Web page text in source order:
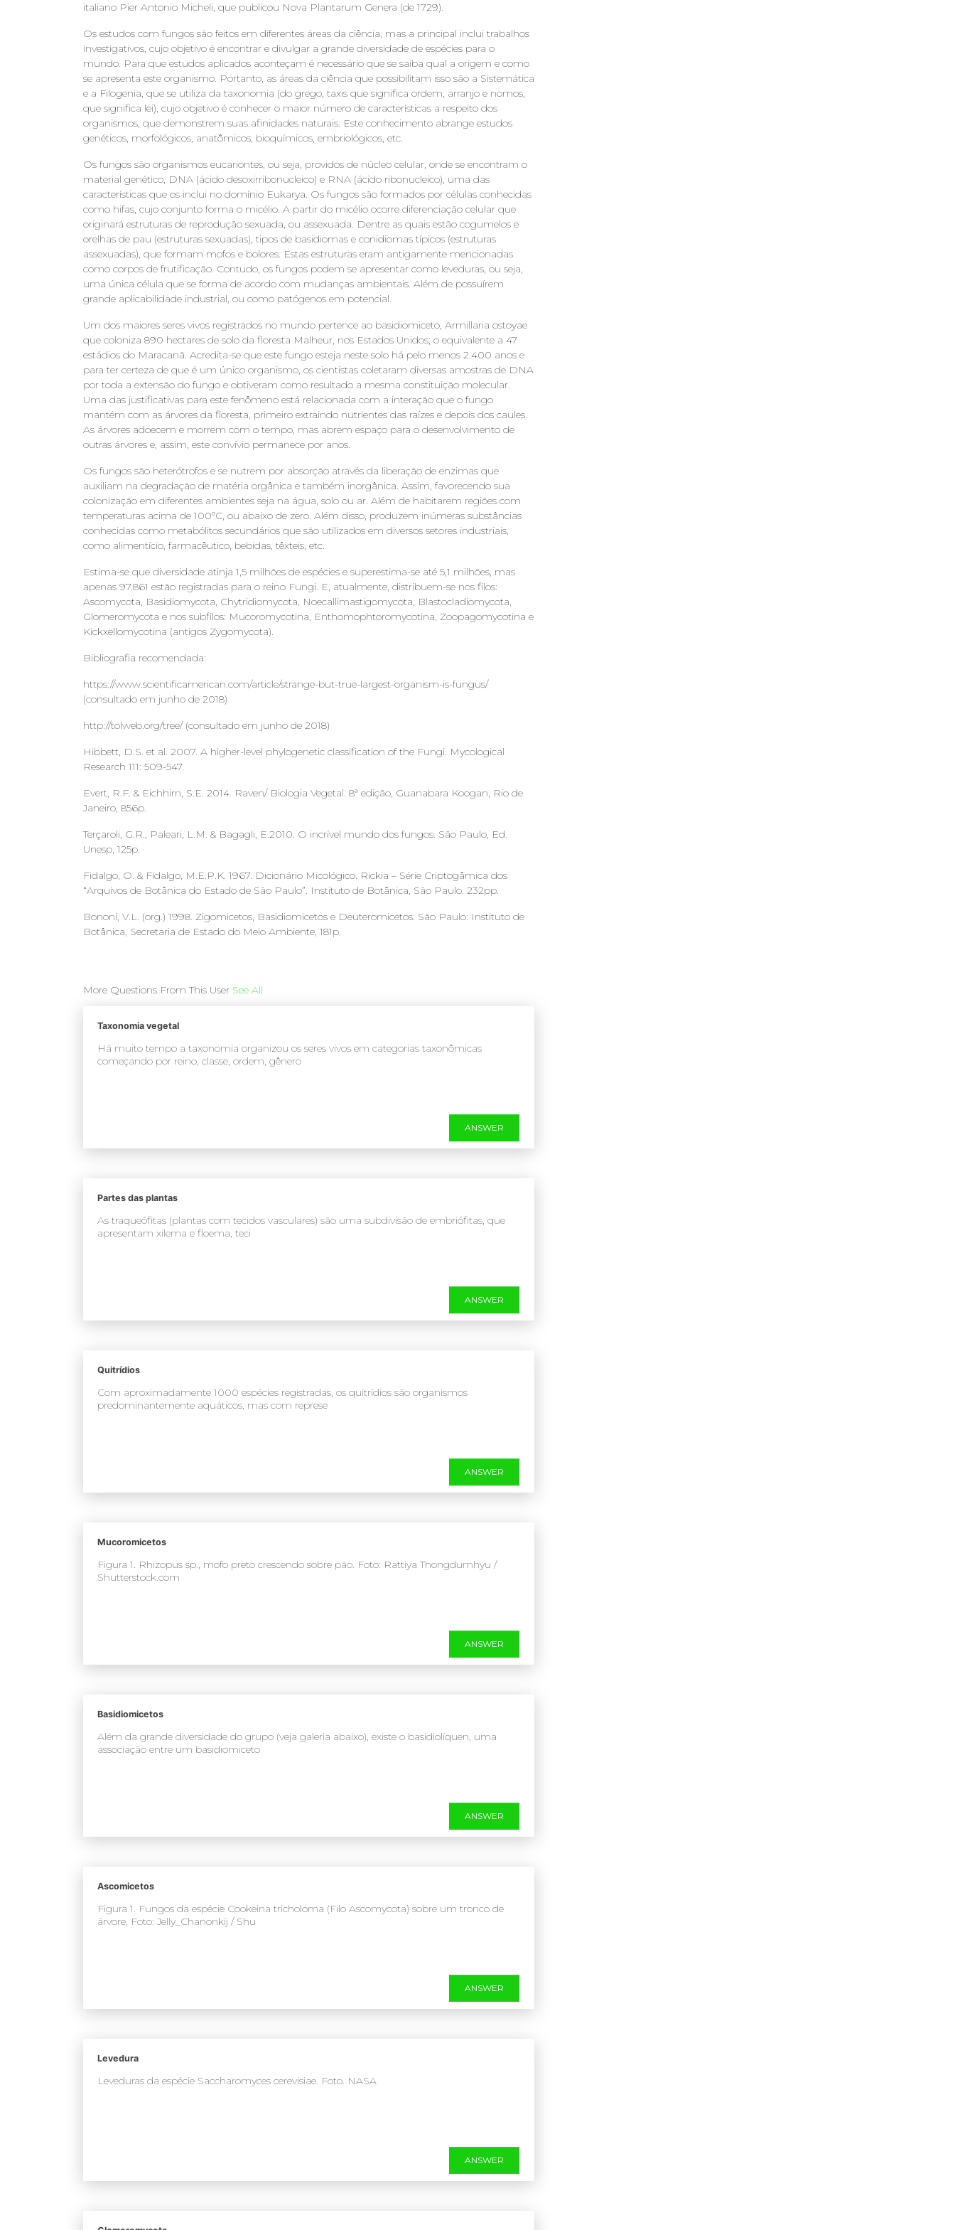
italiano Pier Antonio Micheli, que publicou Nova Plantarum Genera (de 1729).
Os estudos com fungos são feitos em diferentes áreas da ciência, mas a principal inclui trabalhos
investigativos, cujo objetivo é encontrar e divulgar a grande diversidade de espécies para o
mundo. Para que estudos aplicados aconteçam é necessário que se saiba qual a origem e como
se apresenta este organismo. Portanto, as áreas da ciência que possibilitam isso são a Sistemática
e a Filogenia, que se utiliza da taxonomia (do grego, taxis que significa ordem, arranjo e nomos,
que significa lei), cujo objetivo é conhecer o maior número de características a respeito dos
organismos, que demonstrem suas afinidades naturais. Este conhecimento abrange estudos
genéticos, morfológicos, anatômicos, bioquímicos, embriológicos, etc.
Os fungos são organismos eucariontes, ou seja, providos de núcleo celular, onde se encontram o
material genético, DNA (ácido desoxirribonucleico) e RNA (ácido ribonucleico), uma das
características que os inclui no domínio Eukarya. Os fungos são formados por células conhecidas
como hifas, cujo conjunto forma o micélio. A partir do micélio ocorre diferenciação celular que
originará estruturas de reprodução sexuada, ou assexuada. Dentre as quais estão cogumelos e
orelhas de pau (estruturas sexuadas), tipos de basidiomas e conidiomas típicos (estruturas
assexuadas), que formam mofos e bolores. Estas estruturas eram antigamente mencionadas
como corpos de frutificação. Contudo, os fungos podem se apresentar como leveduras, ou seja,
uma única célula que se forma de acordo com mudanças ambientais. Além de possuírem
grande aplicabilidade industrial, ou como patógenos em potencial.
Um dos maiores seres vivos registrados no mundo pertence ao basidiomiceto, Armillaria ostoyae
que coloniza 890 hectares de solo da floresta Malheur, nos Estados Unidos; o equivalente a 47
estádios do Maracanã. Acredita-se que este fungo esteja neste solo há pelo menos 2.400 anos e
para ter certeza de que é um único organismo, os cientistas coletaram diversas amostras de DNA
por toda a extensão do fungo e obtiveram como resultado a mesma constituição molecular.
Uma das justificativas para este fenômeno está relacionada com a interação que o fungo
mantém com as árvores da floresta, primeiro extraindo nutrientes das raízes e depois dos caules.
As árvores adoecem e morrem com o tempo, mas abrem espaço para o desenvolvimento de
outras árvores e, assim, este convívio permanece por anos.
Os fungos são heterótrofos e se nutrem por absorção através da liberação de enzimas que
auxiliam na degradação de matéria orgânica e também inorgânica. Assim, favorecendo sua
colonização em diferentes ambientes seja na água, solo ou ar. Além de habitarem regiões com
temperaturas acima de 100ºC, ou abaixo de zero. Além disso, produzem inúmeras substâncias
conhecidas como metabólitos secundários que são utilizados em diversos setores industriais,
como alimentício, farmacêutico, bebidas, têxteis, etc.
Estima-se que diversidade atinja 1,5 milhões de espécies e superestima-se até 5,1 milhões, mas
apenas 97.861 estão registradas para o reino Fungi. E, atualmente, distribuem-se nos filos:
Ascomycota, Basidiomycota, Chytridiomycota, Noecallimastigomycota, Blastocladiomycota,
Glomeromycota e nos subfilos: Mucoromycotina, Enthomophtoromycotina, Zoopagomycotina e
Kickxellomycotina (antigos Zygomycota).
Bibliografia recomendada:
https://www.scientificamerican.com/article/strange-but-true-largest-organism-is-fungus/
(consultado em junho de 2018)
http://tolweb.org/tree/ (consultado em junho de 2018)
Hibbett, D.S. et al. 2007. A higher-level phylogenetic classification of the Fungi. Mycological
Research 111: 509-547.
Evert, R.F. & Eichhirn, S.E. 2014. Raven/ Biologia Vegetal. 8ª edição, Guanabara Koogan, Rio de
Janeiro, 856p.
Terçaroli, G.R., Paleari, L.M. & Bagagli, E.2010. O incrível mundo dos fungos. São Paulo, Ed.
Unesp, 125p.
Fidalgo, O. & Fidalgo, M.E.P.K. 1967. Dicionário Micológico. Rickia – Série Criptogâmica dos
“Arquivos de Botânica do Estado de São Paulo”. Instituto de Botânica, São Paulo. 232pp.
Bononi, V.L. (org.) 1998. Zigomicetos, Basidiomicetos e Deuteromicetos. São Paulo: Instituto de
Botânica, Secretaria de Estado do Meio Ambiente, 181p.
More Questions From This User See All
Taxonomia vegetal
Há muito tempo a taxonomia organizou os seres vivos em categorias taxonômicas
começando por reino, classe, ordem, gênero
ANSWER
Partes das plantas
As traqueófitas (plantas com tecidos vasculares) são uma subdivisão de embriófitas, que
apresentam xilema e floema, teci
ANSWER
Quitrídios
Com aproximadamente 1000 espécies registradas, os quitrídios são organismos
predominantemente aquáticos, mas com represe
ANSWER
Mucoromicetos
Figura 1. Rhizopus sp., mofo preto crescendo sobre pão. Foto: Rattiya Thongdumhyu /
Shutterstock.com
ANSWER
Basidiomicetos
Além da grande diversidade do grupo (veja galeria abaixo), existe o basidiolíquen, uma
associação entre um basidiomiceto
ANSWER
Ascomicetos
Figura 1. Fungos da espécie Cookeina tricholoma (Filo Ascomycota) sobre um tronco de
árvore. Foto: Jelly_Chanonkij / Shu
ANSWER
Levedura
Leveduras da espécie Saccharomyces cerevisiae. Foto. NASA
ANSWER